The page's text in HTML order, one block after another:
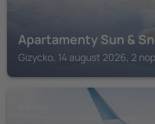
Apartamenty Sun &
Gizycko, 14 august 2026, 2